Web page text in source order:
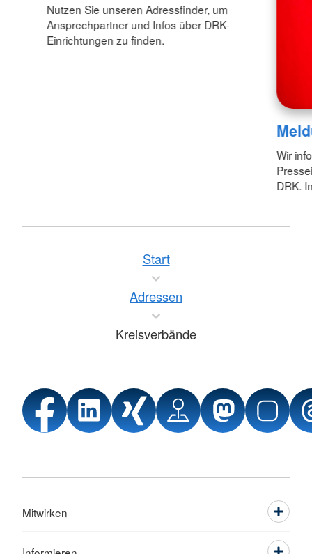
Nutzen Sie unseren Adressfinder, um
Ansprechpartner und Infos über DRK-
Einrichtungen zu finden.
Wir
DRK.
Start
Adressen
Kreisverbände
Mitwirken